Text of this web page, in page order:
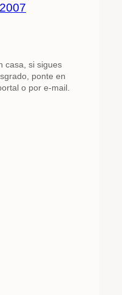
casa, si sigues
ponte en
o por e-mail.